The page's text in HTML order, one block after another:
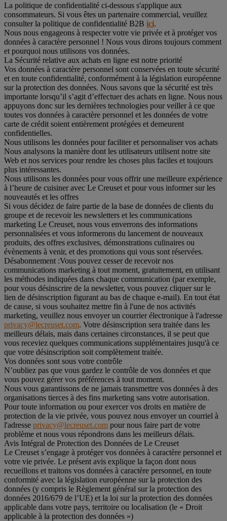
La politique de confidentialité ci-dessous s'applique aux
consommateurs. Si vous êtes un partenaire commercial, veuillez
consulter la politique de confidentialité B2B ici.
Nous nous engageons à respecter votre vie privée et à protéger vos
données à caractère personnel ! Nous vous dirons toujours comment
et pourquoi nous utilisons vos données.
La Sécurité relative aux achats en ligne est notre priorité
Vos données à caractère personnel sont conservées en toute sécurité
et en toute confidentialité, conformément à la législation européenne
sur la protection des données. Nous savons que la sécurité est très
importante lorsqu’il s’agit d’effectuer des achats en ligne. Nous nous
appuyons donc sur les dernières technologies pour veiller à ce que
toutes vos données à caractère personnel et les données de votre
carte de crédit soient entièrement protégées et demeurent
confidentielles.
Nous utilisons les données pour faciliter et personnaliser vos achats
Nous analysons la manière dont les utilisateurs utilisent notre site
Web et nos services pour rendre les choses plus faciles et toujours
plus intéressantes.
Nous utilisons les données pour vous offrir une meilleure expérience
à l’heure de cuisiner avec Le Creuset et pour vous informer sur les
nouveautés et les offres
Si vous décidez de faire partie de la base de données de clients du
groupe et de recevoir les newsletters et les communications
marketing Le Creuset, nous vous enverrons des informations
personnalisées et vous informerons du lancement de nouveaux
produits, des offres exclusives, démonstrations culinaires ou
évènements à venir, et des promotions qui vous sont réservées.
Désabonnement :Vous pouvez cesser de recevoir nos
communications marketing à tout moment, gratuitement, en utilisant
les méthodes indiquées dans chaque communication (par exemple,
pour vous désinscrire de la newsletter, vous pouvez cliquer sur le
lien de désinscription figurant au bas de chaque e-mail). En tout état
de cause, si vous souhaitez mettre fin à l'une de nos activités
marketing, veuillez nous envoyer un courrier électronique à l'adresse
privacy@lecreuset.com. Votre désinscription sera traitée dans les
meilleurs délais, mais dans certaines circonstances, il se peut que
vous receviez quelques communications supplémentaires jusqu'à ce
que votre désinscription soit complètement traitée.
Vos données sont sous votre contrôle
N’oubliez pas que vous gardez le contrôle de vos données et que
vous pouvez gérer vos préférences à tout moment.
Nous vous garantissons de ne jamais transmettre vos données à des
organisations tierces à des fins marketing sans votre autorisation.
Pour toute information ou pour exercer vos droits en matière de
protection de la vie privée, vous pouvez nous envoyer un courriel à
l'adresse privacy@lecreuset.com pour nous faire part de votre
problème et nous vous répondrons dans les meilleurs délais.
Avis Intégral de Protection des Données de Le Creuset
Le Creuset s’engage à protéger vos données à caractère personnel et
votre vie privée. Le présent avis explique la façon dont nous
recueillons et traitons vos données à caractère personnel, en toute
conformité avec la législation européenne sur la protection des
données (y compris le Règlement général sur la protection des
données 2016/679 de l’UE) et la loi sur la protection des données
applicable dans votre pays, territoire ou localisation (le « Droit
applicable à la protection des données »)